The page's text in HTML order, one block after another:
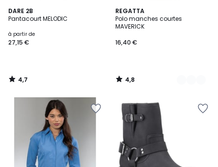
DARE 2B
Pantacourt MELODIC
à partir de
27,15 €
4,7
/ 5
4,7
/
REGATTA
Polo manches courtes
MAVERICK
16,40 €
4,8
/ 5
2
Couleurs
4,8
/